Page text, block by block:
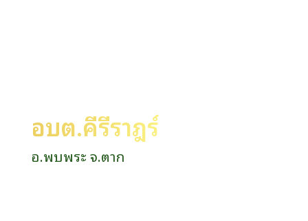
อบต.คีรีราษฎร์
อ.พบพระ จ.ตาก